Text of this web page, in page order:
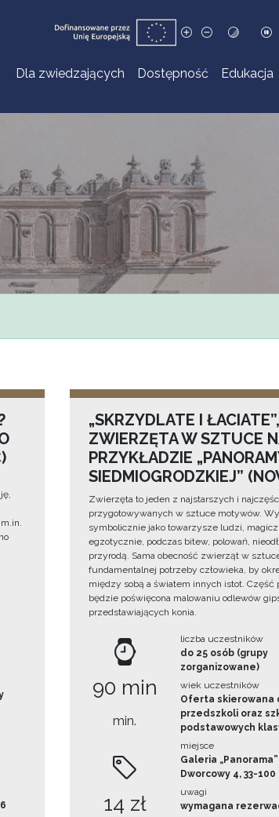
Dla zwiedzających Dostępność Edukacja
„SKRZYDLATE I
ZWIERZĘTA W SZTUCE
PRZYKŁADZIE
SIEDMIOGRODZKIEJ”
Zwierzęta to jeden z najstarszych i
przygotowywanych w sztuce motywów.
symbolicznie jako towarzysze ludzi,
egzotycznie, podczas bitew, polowań,
przyrodą. Sama obecność zwierząt w
fundamentalnej potrzeby człowieka, by
między sobą a światem innych istot. Część
będzie poświęcona malowaniu odlewów
przedstawiających konia.
90 min
min.
14 zł
liczba uczestników
do 25 osób (grupy
zorganizowane)
wiek uczestników
Oferta skierowana
przedszkoli oraz
podstawowych
miejsce
Galeria
Dworcowy 4, 33-
uwagi
wymagana